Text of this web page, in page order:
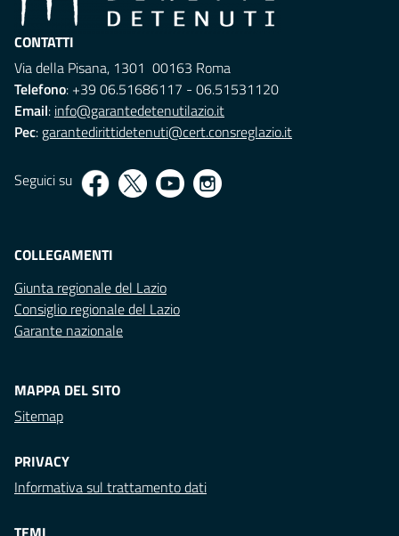
CONTATTI
Via della Pisana, 1301 00163 Roma
Telefono: +39 06.51686117 - 06.51531120
Email: info@garantedetenutilazio.it
Pec: garantedirittidetenuti@cert.consreglazio.it
Seguici su
COLLEGAMENTI
Giunta regionale del Lazio
Consiglio regionale del Lazio
Garante nazionale
MAPPA DEL SITO
Sitemap
PRIVACY
Informativa sul trattamento dati